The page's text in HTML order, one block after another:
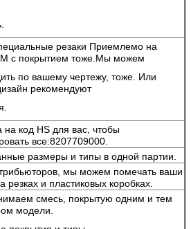
резаки Приемлемо на
с покрытием тоже.Мы можем
по вашему чертежу, тоже. Или
рекомендуют
на код HS для вас, чтобы
все:8207709000.
размеры и типы в одной партии.
мы можем помечать ваши
резках и пластиковых коробках.
смесь, покрытую одним и тем
модели.